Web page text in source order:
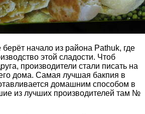
начало из района Pathuk, где
этой сладости. Чтоб
производители стали писать на
дома. Самая лучшая бакпия в
домашним способом в
из лучших производителей там №